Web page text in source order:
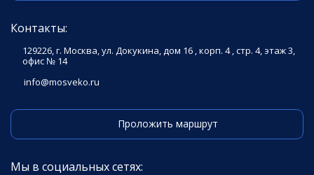
Контакты:
129226, г. Москва, ул. Докукина, дом 16 , корп. 4 , стр. 4, этаж 3,
офис № 14
info@mosveko.ru
Проложить маршрут
Мы в социальных сетях: